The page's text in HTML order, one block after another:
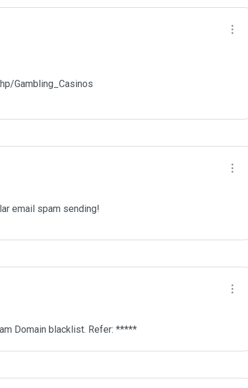
Gambling_Casinos
email spam sending!
Domain blacklist. Refer: *****